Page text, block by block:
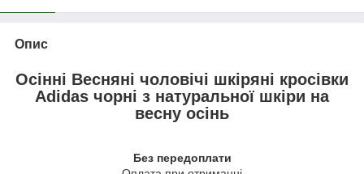
Опис
Осінні Весняні чоловічі шкіряні кросівки
Adidas чорні з натуральної шкіри на
весну осінь
Без передоплати